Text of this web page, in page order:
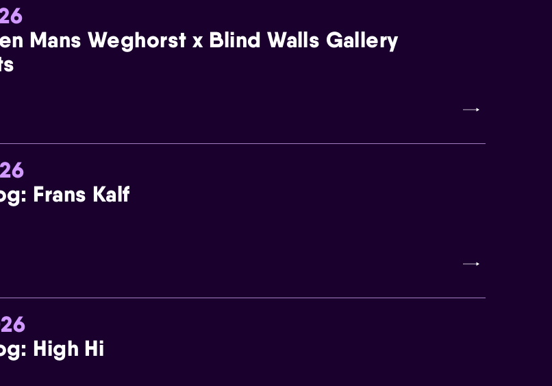
Mans Weghorst x Blind Walls Gallery
Frans Kalf
High Hi